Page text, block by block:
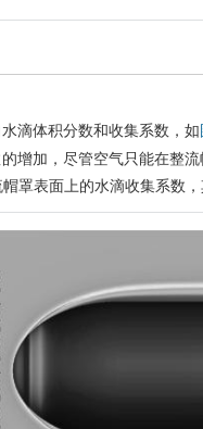
滴体积分数和收集系数，如
增加，尽管空气只能在整
罩表面上的水滴收集系数